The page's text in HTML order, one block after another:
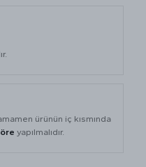
ürünün iç kısmında
yapılmalıdır.